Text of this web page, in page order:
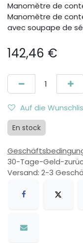
Manomètre de
Manomètre de
avec soupape de
142,46 €
Auf die
En stock
30-Tage-Geld-
Versand: 2-3